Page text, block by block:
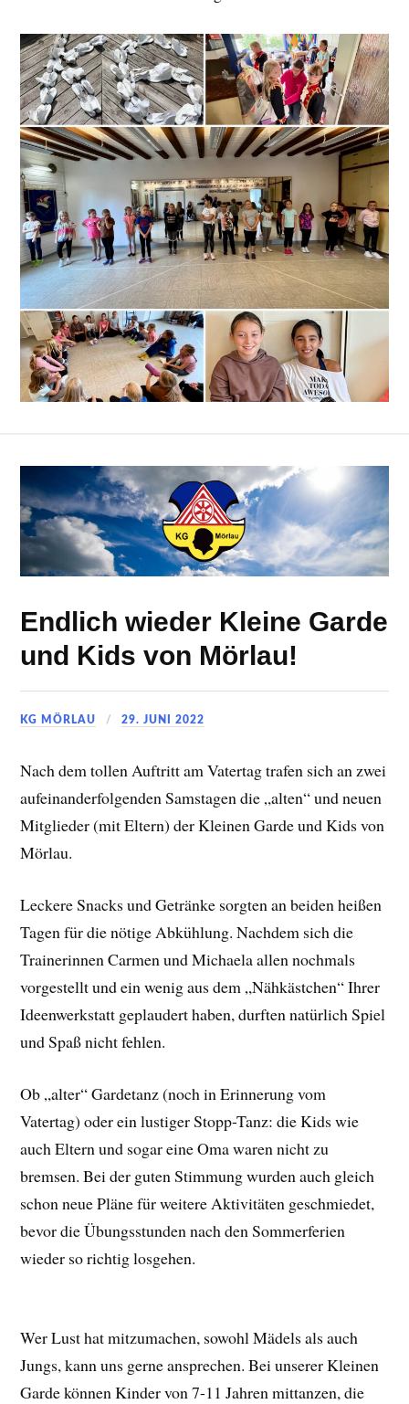
Endlich wieder Kleine Garde
und Kids von Mörlau!
KG MÖRLAU 29. JUNI 2022
Nach dem tollen Auftritt am Vatertag trafen sich an zwei
aufeinanderfolgenden Samstagen die „alten“ und neuen
Mitglieder (mit Eltern) der Kleinen Garde und Kids von
Mörlau.
Leckere Snacks und Getränke sorgten an beiden heißen
Tagen für die nötige Abkühlung. Nachdem sich die
Trainerinnen Carmen und Michaela allen nochmals
vorgestellt und ein wenig aus dem „Nähkästchen“ Ihrer
Ideenwerkstatt geplaudert haben, durften natürlich Spiel
und Spaß nicht fehlen.
Ob „alter“ Gardetanz (noch in Erinnerung vom
Vatertag) oder ein lustiger Stopp-Tanz: die Kids wie
auch Eltern und sogar eine Oma waren nicht zu
bremsen. Bei der guten Stimmung wurden auch gleich
schon neue Pläne für weitere Aktivitäten geschmiedet,
bevor die Übungsstunden nach den Sommerferien
wieder so richtig losgehen.
Wer Lust hat mitzumachen, sowohl Mädels als auch
Jungs, kann uns gerne ansprechen. Bei unserer Kleinen
Garde können Kinder von 7-11 Jahren mittanzen, die